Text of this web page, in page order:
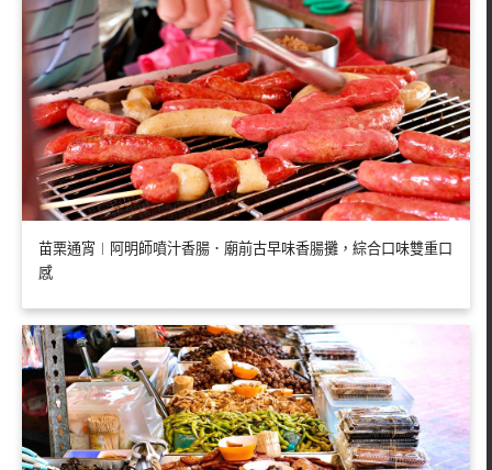
苗栗通宵︱阿明師噴汁香腸．廟前古早味香腸攤，綜合口味雙重口
感